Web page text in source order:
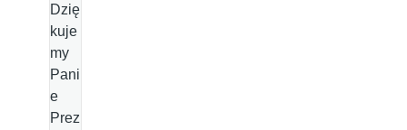
Dzię
kuje
my
Pani
e
Prez